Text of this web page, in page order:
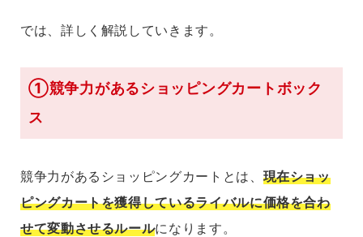
では、詳しく解説していきます。
①競争力があるショッピングカートボック
ス
競争力があるショッピングカートとは、 現在ショッ
ピングカートを獲得しているライバルに価格を合わ
せて変動させるルールになります。